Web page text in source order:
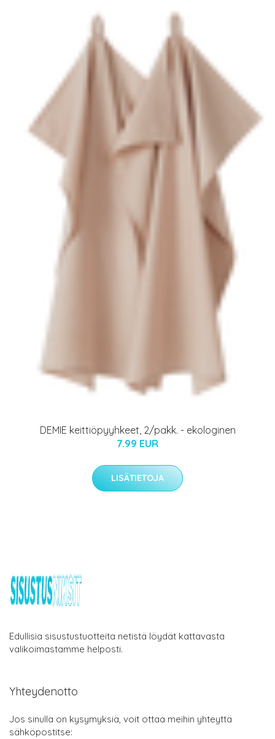
DEMIE keittiöpyyhkeet, 2/pakk. - ekologinen
7.99 EUR
LISÄTIETOJA
Edullisia sisustustuotteita netistä löydät kattavasta
valikoimastamme helposti.
Yhteydenotto
Jos sinulla on kysymyksiä, voit ottaa meihin yhteyttä
sähköpostitse: